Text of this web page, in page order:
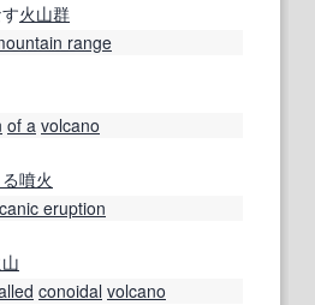
火山群
range
of a volcano
噴火
eruption
conoidal volcano